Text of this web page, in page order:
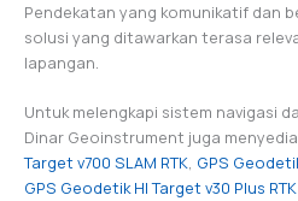
Pendekatan yang komunikatif dan
solusi yang ditawarkan terasa
lapangan.
Untuk melengkapi sistem navigasi
Dinar Geoinstrument juga
Target v700 SLAM RTK, GPS
GPS Geodetik HI Target v30 Plus RTK